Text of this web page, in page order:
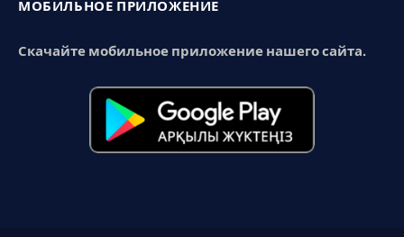
МОБИЛЬНОЕ ПРИЛОЖЕНИЕ
Скачайте мобильное приложение нашего сайта.